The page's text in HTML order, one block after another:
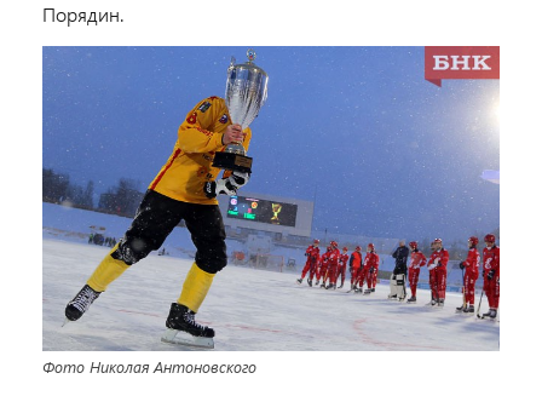
Порядин.
Фото Николая Антоновского